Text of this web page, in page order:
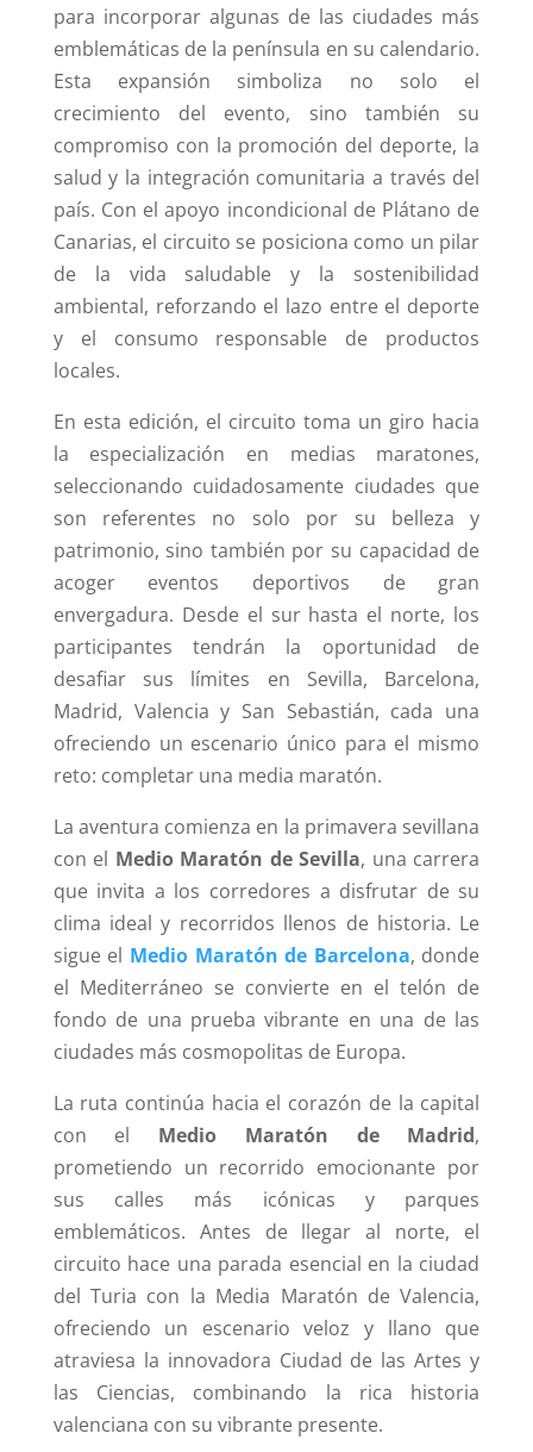
para incorporar algunas de las ciudades más
emblemáticas de la península en su calendario.
Esta expansión simboliza no solo el
crecimiento del evento, sino también su
compromiso con la promoción del deporte, la
salud y la integración comunitaria a través del
país. Con el apoyo incondicional de Plátano de
Canarias, el circuito se posiciona como un pilar
de la vida saludable y la sostenibilidad
ambiental, reforzando el lazo entre el deporte
y el consumo responsable de productos
locales.
En esta edición, el circuito toma un giro hacia
la especialización en medias maratones,
seleccionando cuidadosamente ciudades que
son referentes no solo por su belleza y
patrimonio, sino también por su capacidad de
acoger eventos deportivos de gran
envergadura. Desde el sur hasta el norte, los
participantes tendrán la oportunidad de
desafiar sus límites en Sevilla, Barcelona,
Madrid, Valencia y San Sebastián, cada una
ofreciendo un escenario único para el mismo
reto: completar una media maratón.
La aventura comienza en la primavera sevillana
con el Medio Maratón de Sevilla, una carrera
que invita a los corredores a disfrutar de su
clima ideal y recorridos llenos de historia. Le
sigue el Medio Maratón de Barcelona, donde
el Mediterráneo se convierte en el telón de
fondo de una prueba vibrante en una de las
ciudades más cosmopolitas de Europa.
La ruta continúa hacia el corazón de la capital
con el Medio Maratón de Madrid,
prometiendo un recorrido emocionante por
sus calles más icónicas y parques
emblemáticos. Antes de llegar al norte, el
circuito hace una parada esencial en la ciudad
del Turia con la Media Maratón de Valencia,
ofreciendo un escenario veloz y llano que
atraviesa la innovadora Ciudad de las Artes y
las Ciencias, combinando la rica historia
valenciana con su vibrante presente.